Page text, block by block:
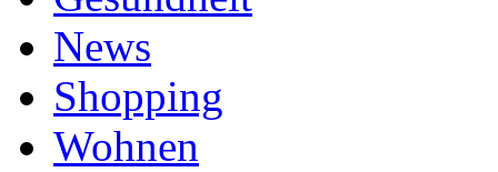
News
Shopping
Wohnen